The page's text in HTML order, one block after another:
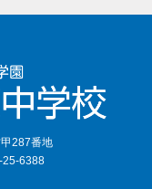
287番地
6388